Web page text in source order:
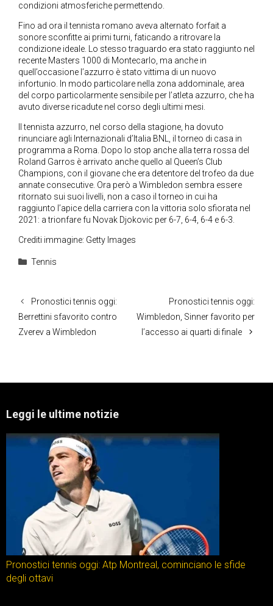
condizioni atmosferiche permettendo.
Fino ad ora il tennista romano aveva alternato forfait a
sonore sconfitte ai primi turni, faticando a ritrovare la
condizione ideale. Lo stesso traguardo era stato raggiunto nel
recente Masters 1000 di Montecarlo, ma anche in
quell’occasione l’azzurro è stato vittima di un nuovo
infortunio. In modo particolare nella zona addominale, area
del corpo particolarmente sensibile per l’atleta azzurro, che ha
avuto diverse ricadute nel corso degli ultimi mesi.
Il tennista azzurro, nel corso della stagione, ha dovuto
rinunciare agli Internazionali d’Italia BNL, il torneo di casa in
programma a Roma. Dopo lo stop anche alla terra rossa del
Roland Garros è arrivato anche quello al Queen’s Club
Champions, con il giovane che era detentore del trofeo da due
annate consecutive. Ora però a Wimbledon sembra essere
ritornato sui suoi livelli, non a caso il torneo in cui ha
raggiunto l’apice della carriera con la vittoria solo sfiorata nel
2021: a trionfare fu Novak Djokovic per 6-7, 6-4, 6-4 e 6-3.
Crediti immagine: Getty Images
Categorie
Tennis
Pronostici tennis oggi:
Berrettini sfavorito contro
Zverev a Wimbledon
Pronostici tennis oggi:
Wimbledon, Sinner favorito per
l’accesso ai quarti di finale
Leggi le ultime notizie
Pronostici tennis oggi: Atp Montreal, cominciano le sfide
degli ottavi